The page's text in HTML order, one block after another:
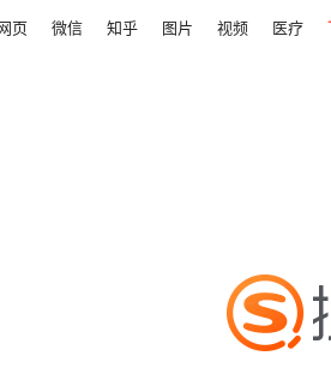
页 微信 知乎 图片 视频 医疗